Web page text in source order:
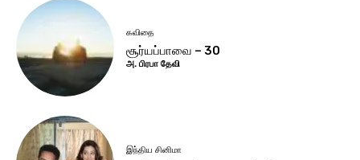
கவிதை
சூர்யப்பாவை – 30
அ. பிரபா தேவி
இந்திய சினிமா